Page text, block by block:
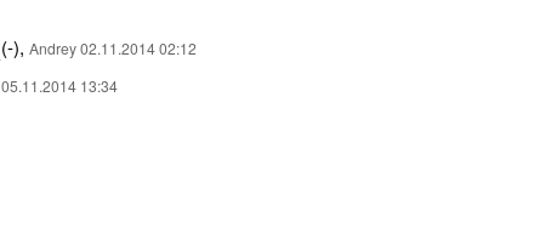
(-),Andrey 02.11.2014 02:12
05.11.2014 13:34